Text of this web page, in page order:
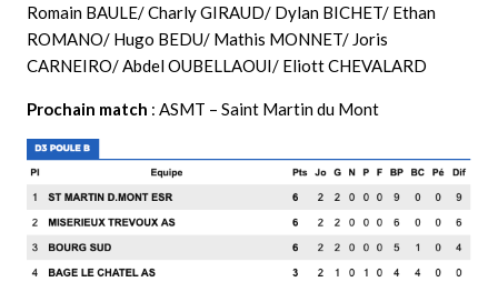
Romain BAULE/ Charly GIRAUD/ Dylan BICHET/ Ethan
ROMANO/ Hugo BEDU/ Mathis MONNET/ Joris
CARNEIRO/ Abdel OUBELLAOUI/ Eliott CHEVALARD
Prochain match : ASMT – Saint Martin du Mont